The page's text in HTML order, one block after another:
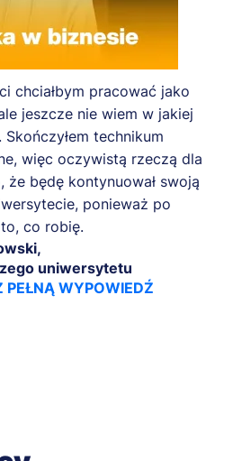
chciałbym pracować jako
jeszcze nie wiem w jakiej
technikum
więc oczywistą rzeczą dla
że będę kontynuował swoją
ponieważ po
co robię.
uniwersytetu
PEŁNĄ WYPOWIEDŹ